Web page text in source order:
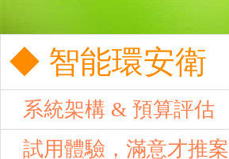
◆ 智能環安衛
系統架構 & 預算評估
試用體驗，滿意才推案